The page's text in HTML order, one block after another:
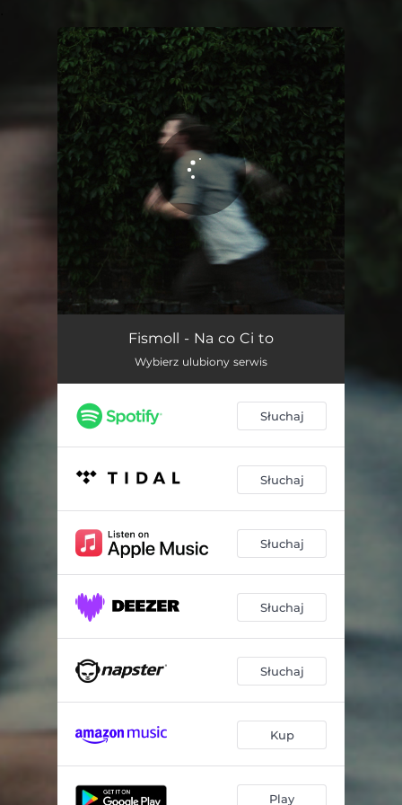
You're all set!
Na co Ci toFismoll - Na co Ci to
Wybierz ulubiony serwis
Słuchaj
Słuchaj
Słuchaj
Słuchaj
Słuchaj
Kup
Play